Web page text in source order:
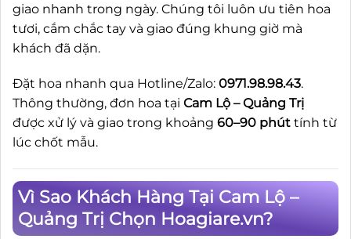
giao nhanh trong ngày. Chúng tôi luôn ưu tiên hoa
tươi, cắm chắc tay và giao đúng khung giờ mà
khách đã dặn.
Đặt hoa nhanh qua Hotline/Zalo: 0971.98.98.43.
Thông thường, đơn hoa tại Cam Lộ – Quảng Trị
được xử lý và giao trong khoảng 60–90 phút tính từ
lúc chốt mẫu.
Vì Sao Khách Hàng Tại Cam Lộ –
Quảng Trị Chọn Hoagiare.vn?